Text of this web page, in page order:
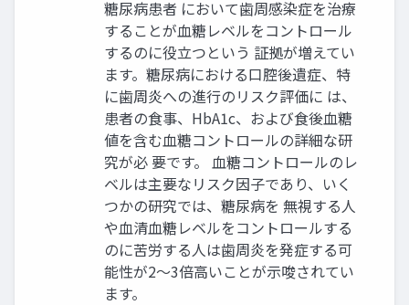
糖尿病患者 において歯周感染症を治療
することが血糖レベルをコントロール
するのに役立つという 証拠が増えてい
ます。糖尿病における口腔後遺症、特
に歯周炎への進行のリスク評価に は、
患者の食事、HbA1c、および食後血糖
値を含む血糖コントロールの詳細な研
究が必 要です。 血糖コントロールのレ
ベルは主要なリスク因子であり、いく
つかの研究では、糖尿病を 無視する人
や血清血糖レベルをコントロールする
のに苦労する人は歯周炎を発症する可
能性が2〜3倍高いことが示唆されてい
ます。